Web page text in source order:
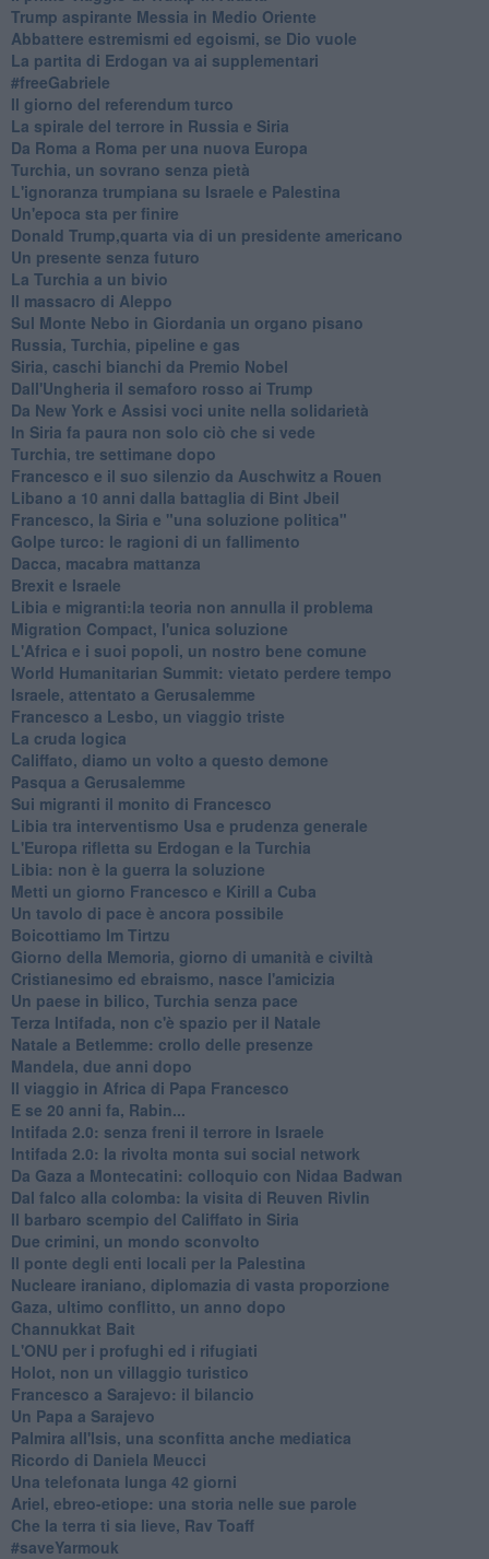
Trump aspirante Messia in Medio Oriente
Abbattere estremismi ed egoismi, se Dio vuole
La partita di Erdogan va ai supplementari
#freeGabriele
Il giorno del referendum turco
La spirale del terrore in Russia e Siria
Da Roma a Roma per una nuova Europa
Turchia, un sovrano senza pietà
L'ignoranza trumpiana su Israele e Palestina
Un'epoca sta per finire
Donald Trump,quarta via di un presidente americano
Un presente senza futuro
La Turchia a un bivio
Il massacro di Aleppo
Sul Monte Nebo in Giordania un organo pisano
Russia, Turchia, pipeline e gas
Siria, caschi bianchi da Premio Nobel
Dall'Ungheria il semaforo rosso ai Trump
Da New York e Assisi voci unite nella solidarietà
In Siria fa paura non solo ciò che si vede
Turchia, tre settimane dopo
Francesco e il suo silenzio da Auschwitz a Rouen
Libano a 10 anni dalla battaglia di Bint Jbeil
Francesco, la Siria e "una soluzione politica"
Golpe turco: le ragioni di un fallimento
Dacca, macabra mattanza
Brexit e Israele
Libia e migranti:la teoria non annulla il problema
Migration Compact, l'unica soluzione
L'Africa e i suoi popoli, un nostro bene comune
World Humanitarian Summit: vietato perdere tempo
Israele, attentato a Gerusalemme
Francesco a Lesbo, un viaggio triste
La cruda logica
Califfato, diamo un volto a questo demone
Pasqua a Gerusalemme
Sui migranti il monito di Francesco
Libia tra interventismo Usa e prudenza generale
L'Europa rifletta su Erdogan e la Turchia
Libia: non è la guerra la soluzione
Metti un giorno Francesco e Kirill a Cuba
Un tavolo di pace è ancora possibile
Boicottiamo Im Tirtzu
Giorno della Memoria, giorno di umanità e civiltà
Cristianesimo ed ebraismo, nasce l'amicizia
Un paese in bilico, Turchia senza pace
Terza Intifada, non c'è spazio per il Natale
Natale a Betlemme: crollo delle presenze
Mandela, due anni dopo
Il viaggio in Africa di Papa Francesco
E se 20 anni fa, Rabin...
Intifada 2.0: senza freni il terrore in Israele
Intifada 2.0: la rivolta monta sui social network
Da Gaza a Montecatini: colloquio con Nidaa Badwan
Dal falco alla colomba: la visita di Reuven Rivlin
Il barbaro scempio del Califfato in Siria
Due crimini, un mondo sconvolto
Il ponte degli enti locali per la Palestina
Nucleare iraniano, diplomazia di vasta proporzione
Gaza, ultimo conflitto, un anno dopo
Channukkat Bait
L'ONU per i profughi ed i rifugiati
Holot, non un villaggio turistico
Francesco a Sarajevo: il bilancio
Un Papa a Sarajevo
Palmira all'Isis, una sconfitta anche mediatica
Ricordo di Daniela Meucci
​Una telefonata lunga 42 giorni
​Ariel, ebreo-etiope: una storia nelle sue parole
Che la terra ti sia lieve, Rav Toaff
​#saveYarmouk